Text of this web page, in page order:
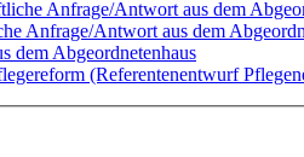
Anfrage/Antwort aus dem
Anfrage/Antwort aus dem
dem Abgeordnetenhaus
(Referentenentwurf